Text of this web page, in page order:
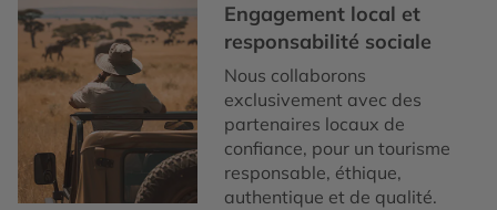
Engagement local et
responsabilité sociale
Nous collaborons
exclusivement avec des
partenaires locaux de
confiance, pour un tourisme
responsable, éthique,
authentique et de qualité.